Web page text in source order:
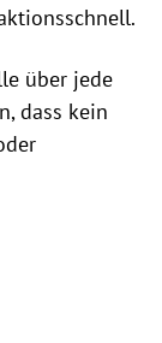
über jede
dass kein